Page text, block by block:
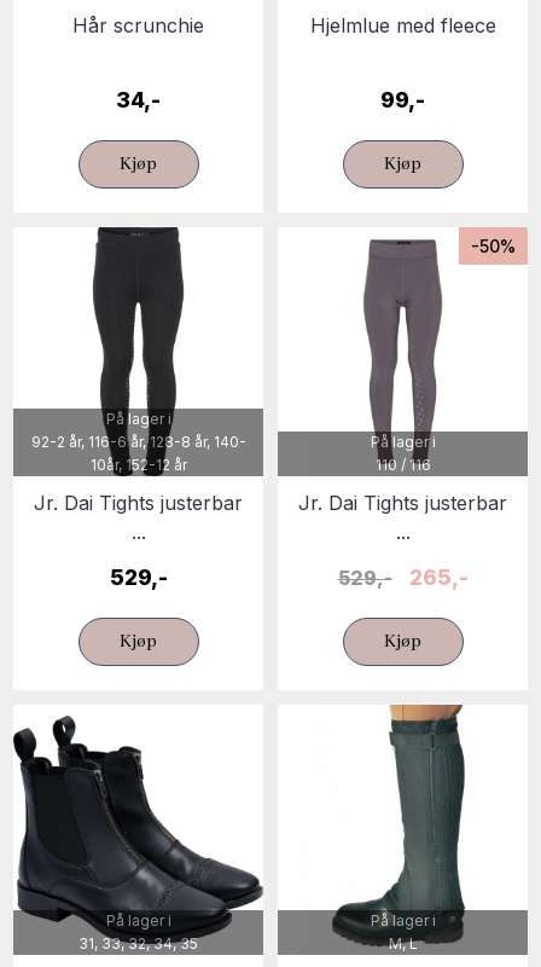
Hår scrunchie
34,-
Kjøp
Hjelmlue med fleece
99,-
Kjøp
På lager i
92-2 år, 116-6 år, 128-8 år, 140-
10år, 152-12 år
Jr. Dai Tights justerbar
...
529,-
Kjøp
-50%
På lager i
110 / 116
Jr. Dai Tights justerbar
...
529,-
265,-
Kjøp
På lager i
31, 33, 32, 34, 35
På lager i
M, L